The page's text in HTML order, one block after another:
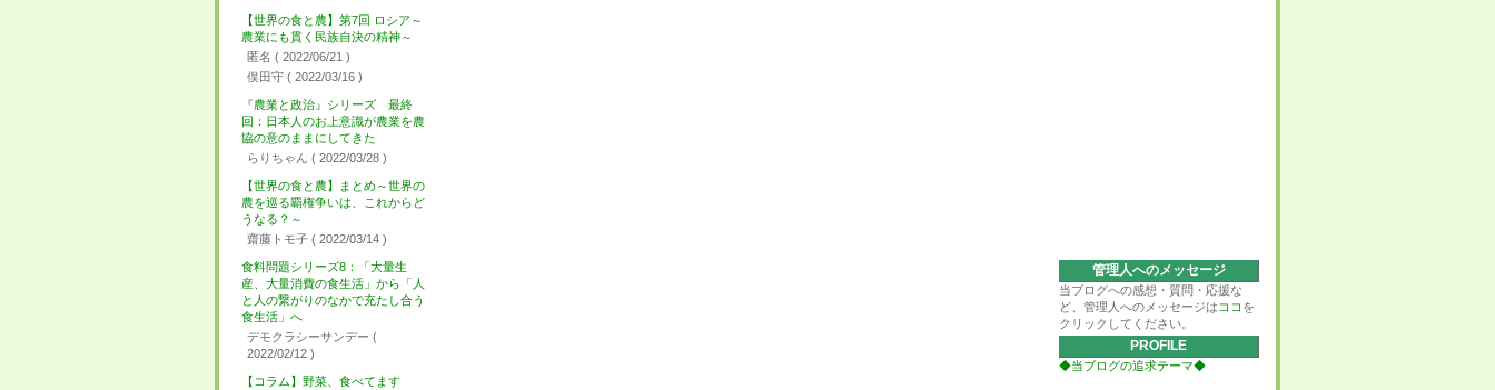
【世界の食と農】第7回 ロシア～
農業にも貫く民族自決の精神～
匿名 ( 2022/06/21 )
俣田守 ( 2022/03/16 )
『農業と政治』シリーズ 最終
回：日本人のお上意識が農業を農
協の意のままにしてきた
らりちゃん ( 2022/03/28 )
【世界の食と農】まとめ～世界の
農を巡る覇権争いは、これからど
うなる？～
齋藤トモ子 ( 2022/03/14 )
食料問題シリーズ8：「大量生
産、大量消費の食生活」から「人
と人の繋がりのなかで充たし合う
食生活」へ
デモクラシーサンデー (
2022/02/12 )
【コラム】野菜、食べてます
管理人へのメッセージ
当ブログへの感想・質問・応援な
ど、管理人へのメッセージは ココ を
クリックしてください。
PROFILE
◆当ブログの追求テーマ◆